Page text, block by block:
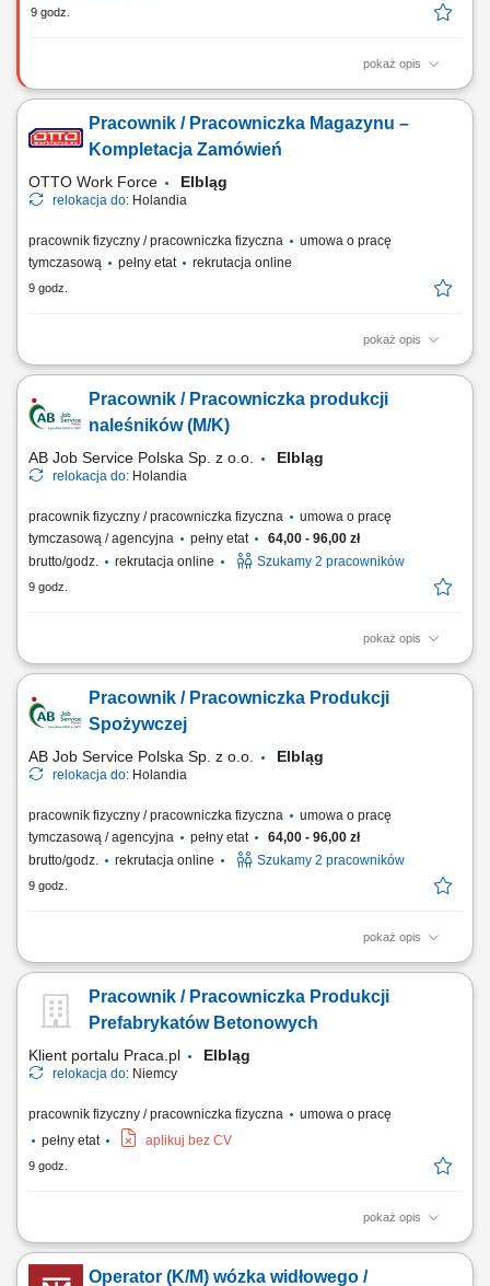
9 godz.
pokaż opis
Zadania Przygotowanie oraz montaż wiązek kablowych w wagonach i
podstawie dostarczonych planów i rysunków technicznych; Realizacja
zadań montażowych zgodnie z instrukcjami i wytycznymi przełożonych;
Pracownik / Pracowniczka Magazynu –
Kompletacja Zamówień
OTTO Work Force Elbląg
relokacja do: Holandia
pracownik fizyczny / pracowniczka fizyczna
umowa o pracę
tymczasową
pełny etat rekrutacja online
9 godz.
pokaż opis
Opis stanowiska: Kompletowanie zamówień przy użyciu skanera lub
zamówieniami klientów. Obsługa wózków magazynowych typu EPT
oraz urządzeń do transportu wewnętrznego. Zabezpieczanie palet i
Pracownik / Pracowniczka produkcji
naleśników (M/K)
AB Job Service Polska Sp. z o.o. Elbląg
relokacja do: Holandia
pracownik fizyczny / pracowniczka fizyczna
umowa o pracę
tymczasową / agencyjna
pełny etat
64,00 - 96,00 zł
brutto/godz.
rekrutacja online Szukamy 2 pracowników
9 godz.
pokaż opis
Zakres obowiązków będziesz zajmować się pakowaniem produktów
produktów do wysyłki, kontrola jakości, dbanie o porządek na
stanowisku pracy, praca zgodnie z zasadami higieny i bezpieczeństwa,
Pracownik / Pracowniczka Produkcji
Spożywczej
AB Job Service Polska Sp. z o.o. Elbląg
relokacja do: Holandia
pracownik fizyczny / pracowniczka fizyczna
umowa o pracę
tymczasową / agencyjna
pełny etat
64,00 - 96,00 zł
brutto/godz.
rekrutacja online Szukamy 2 pracowników
9 godz.
pokaż opis
Opis stanowiska Pakowanie gotowych produktów spożywczych zgodnie
transportu i dystrybucji. Sprawdzanie poprawności produktów oraz ich
jakości. Obsługa prostych procesów produkcyjnych na linii.
Pracownik / Pracowniczka Produkcji
Prefabrykatów Betonowych
Klient portalu Praca.pl Elbląg
relokacja do: Niemcy
pracownik fizyczny / pracowniczka fizyczna
umowa o pracę
pełny etat
aplikuj bez CV
9 godz.
pokaż opis
Udział w produkcji prefabrykatów betonowych. Obsługa maszyn i
urządzeń produkcyjnych. Wykonywanie prac związanych z
betonowaniem, zbrojeniem i przygotowaniem szalunków. Kontrola
Operator (K/M) wózka widłowego /